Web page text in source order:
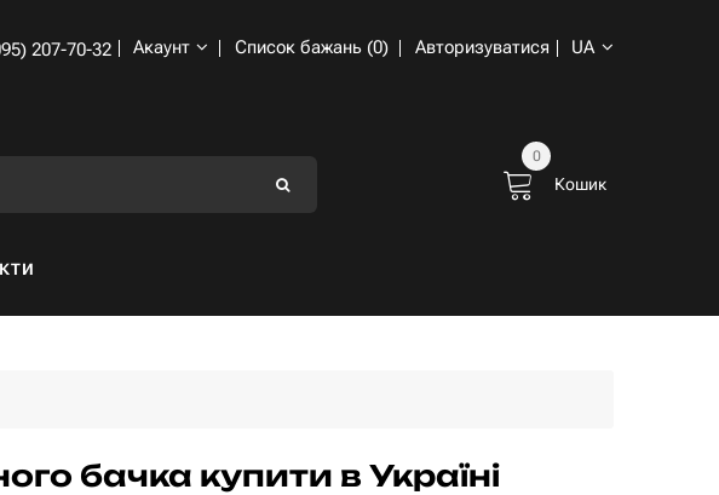
207-70-32 Акаунт Список бажань (0) Авторизуватися UA
Кошик
0
бачка купити в Україні